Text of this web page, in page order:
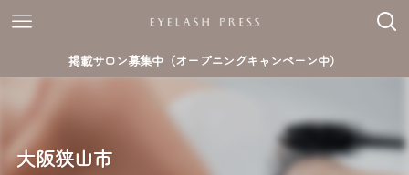
掲載サロン募集中（オープニングキャンペーン中）
大阪狭山市